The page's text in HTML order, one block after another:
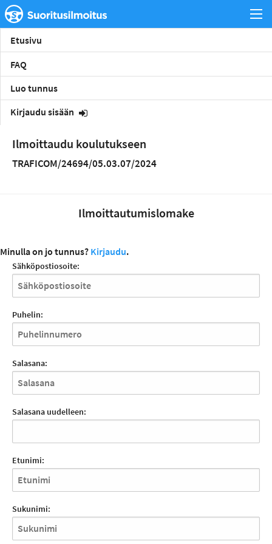
Etusivu
FAQ
Luo tunnus
Kirjaudu sisään
Ilmoittaudu koulutukseen
TRAFICOM/24694/05.03.07/2024
Ilmoittautumislomake
Minulla on jo tunnus? Kirjaudu.
Sähköpostiosoite:
Puhelin:
Salasana:
Salasana uudelleen:
Etunimi:
Sukunimi: